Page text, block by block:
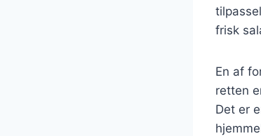
frisk
En af
retten
Det er